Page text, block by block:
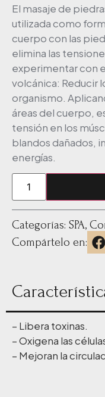
El masaje de
utilizada como
cuerpo con las
elimina las
experimentar con
volcánica: Reducir
organismo.
áreas del cuerpo,
tensión en los
blandos dañados,
energías.
Categorías: SPA,
Compártelo en:
– Libera toxinas.
– Oxigena las
– Mejoran la